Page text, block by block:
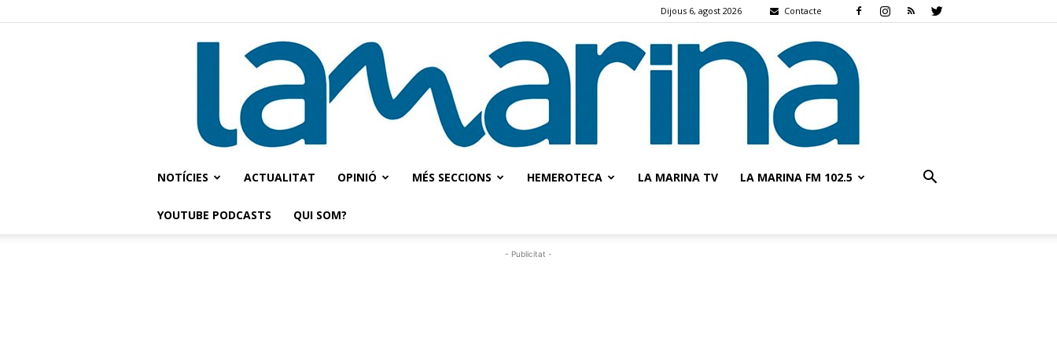
Dijous 6, agost 2026 Contacte
NOTÍCIES ACTUALITAT OPINIÓ MÉS SECCIONS HEMEROTECA LA MARINA TV LA MARINA FM 102.5
YOUTUBE PODCASTS QUI SOM?
- Publicitat -